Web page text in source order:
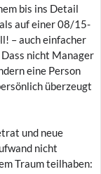
bis ins Detail
auf einer 08/15-
– auch einfacher
nicht Manager
eine Person
überzeugt
und neue
nicht
Traum teilhaben: